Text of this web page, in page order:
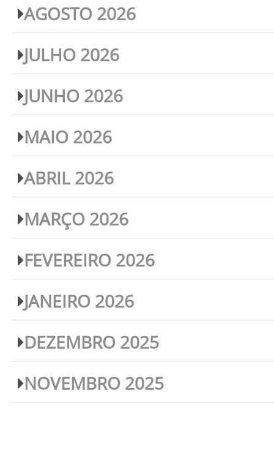
AGOSTO 2026
JULHO 2026
JUNHO 2026
MAIO 2026
ABRIL 2026
MARÇO 2026
FEVEREIRO 2026
JANEIRO 2026
DEZEMBRO 2025
NOVEMBRO 2025